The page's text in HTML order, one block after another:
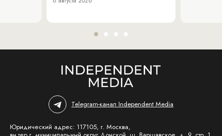
Telegram-канал Independent Media
Юридический адрес: 117105, г. Москва,